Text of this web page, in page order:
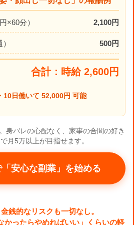
×60分） 2,100円
500円
合計：時給 2,600円
10日働いて 52,000円 可能
身バレの心配なく、家事の合間の好き
月5万以上が目指せます。
安心な副業」を始める
銭的なリスクも一切なし。
かったらやめればいい」くらいの軽